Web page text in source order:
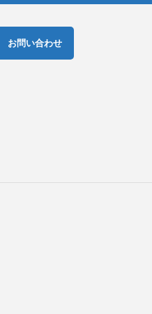
お問い合わせ